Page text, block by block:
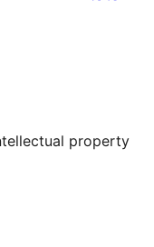
property